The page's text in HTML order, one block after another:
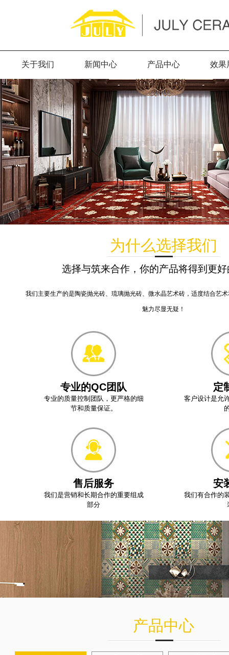
关于我们 新闻中心 产品中心 效果
为什么选择我们
选择与筑来合作，你的产品将得到更
我们主要生产的是陶瓷抛光砖、琉璃抛光砖、微水晶艺术砖，适度结合艺
魅力尽显无疑！
专业的QC团队
专业的质量控制团队，更严格的细
节和质量保证。
定
客户设计是允
售后服务
我们是营销和长期合作的重要组成
部分
安
我们有合作的
产品中心